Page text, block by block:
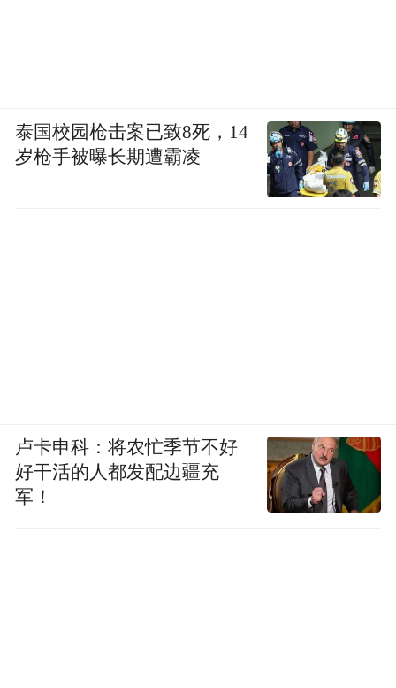
泰国校园枪击案已致8死，14
岁枪手被曝长期遭霸凌
卢卡申科：将农忙季节不好
好干活的人都发配边疆充
军！